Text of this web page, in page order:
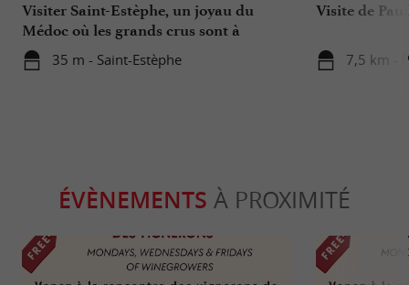
Visiter Saint-Estèphe, un joyau du
Médoc où les grands crus sont à
l’honneur
35 m - Saint-Estèphe
Visite de
7,5 km -
ÉVÈNEMENTS À PROXIMITÉ